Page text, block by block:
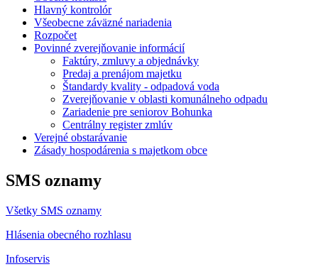
Hlavný kontrolór
Všeobecne záväzné nariadenia
Rozpočet
Povinné zverejňovanie informácií
Faktúry, zmluvy a objednávky
Predaj a prenájom majetku
Štandardy kvality - odpadová voda
Zverejňovanie v oblasti komunálneho odpadu
Zariadenie pre seniorov Bohunka
Centrálny register zmlúv
Verejné obstarávanie
Zásady hospodárenia s majetkom obce
SMS oznamy
Všetky SMS oznamy
Hlásenia obecného rozhlasu
Infoservis